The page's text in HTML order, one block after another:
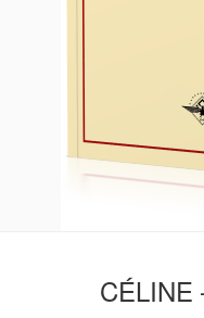
CÉLINE